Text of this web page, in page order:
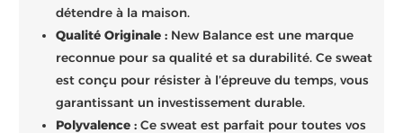
détendre à la maison.
Qualité Originale : New Balance est une marque
reconnue pour sa qualité et sa durabilité. Ce sweat
est conçu pour résister à l’épreuve du temps, vous
garantissant un investissement durable.
Polyvalence : Ce sweat est parfait pour toutes vos